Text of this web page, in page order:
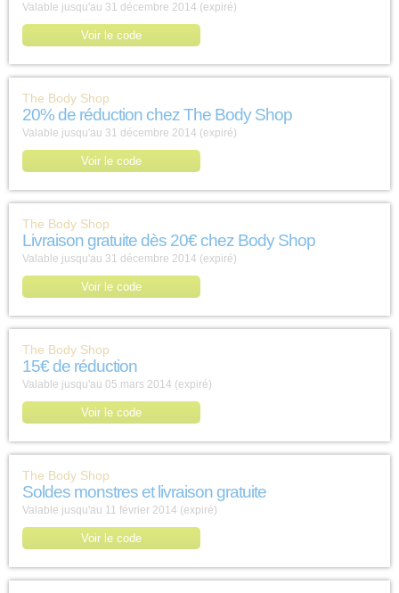
Valable jusqu'au 31 décembre 2014 (expiré)
Voir le code
The Body Shop
20% de réduction chez The Body Shop
Valable jusqu'au 31 décembre 2014 (expiré)
Voir le code
The Body Shop
Livraison gratuite dès 20€ chez Body Shop
Valable jusqu'au 31 décembre 2014 (expiré)
Voir le code
The Body Shop
15€ de réduction
Valable jusqu'au 05 mars 2014 (expiré)
Voir le code
The Body Shop
Soldes monstres et livraison gratuite
Valable jusqu'au 11 février 2014 (expiré)
Voir le code